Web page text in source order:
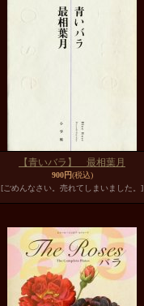
【青いバラ】 最相葉月
900円(税込)
[ごめんなさい。売れてしまいました。]